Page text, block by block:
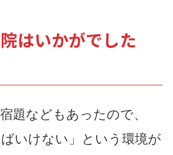
はいかがでした
題などもあったので、
ばいけない」という環境が